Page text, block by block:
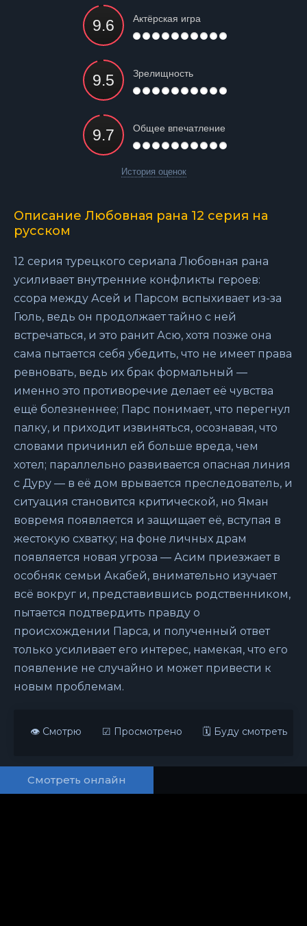
Актёрская игра
Зрелищность
Общее впечатление
История оценок
Описание Любовная рана 12 серия на
русском
12 серия турецкого сериала Любовная рана
усиливает внутренние конфликты героев:
ссора между Асей и Парсом вспыхивает из-за
Гюль, ведь он продолжает тайно с ней
встречаться, и это ранит Асю, хотя позже она
сама пытается себя убедить, что не имеет права
ревновать, ведь их брак формальный —
именно это противоречие делает её чувства
ещё болезненнее; Парс понимает, что перегнул
палку, и приходит извиняться, осознавая, что
словами причинил ей больше вреда, чем
хотел; параллельно развивается опасная линия
с Дуру — в её дом врывается преследователь, и
ситуация становится критической, но Яман
вовремя появляется и защищает её, вступая в
жестокую схватку; на фоне личных драм
появляется новая угроза — Асим приезжает в
особняк семьи Акабей, внимательно изучает
всё вокруг и, представившись родственником,
пытается подтвердить правду о
происхождении Парса, и полученный ответ
только усиливает его интерес, намекая, что его
появление не случайно и может привести к
новым проблемам.
👁 Смотрю ☑ Просмотрено 🗓 Буду смотреть
Смотреть онлайн